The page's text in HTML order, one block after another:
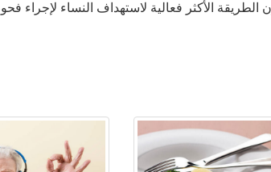
الطريقة الأكثر فعالية لاستهداف النساء لإجراء